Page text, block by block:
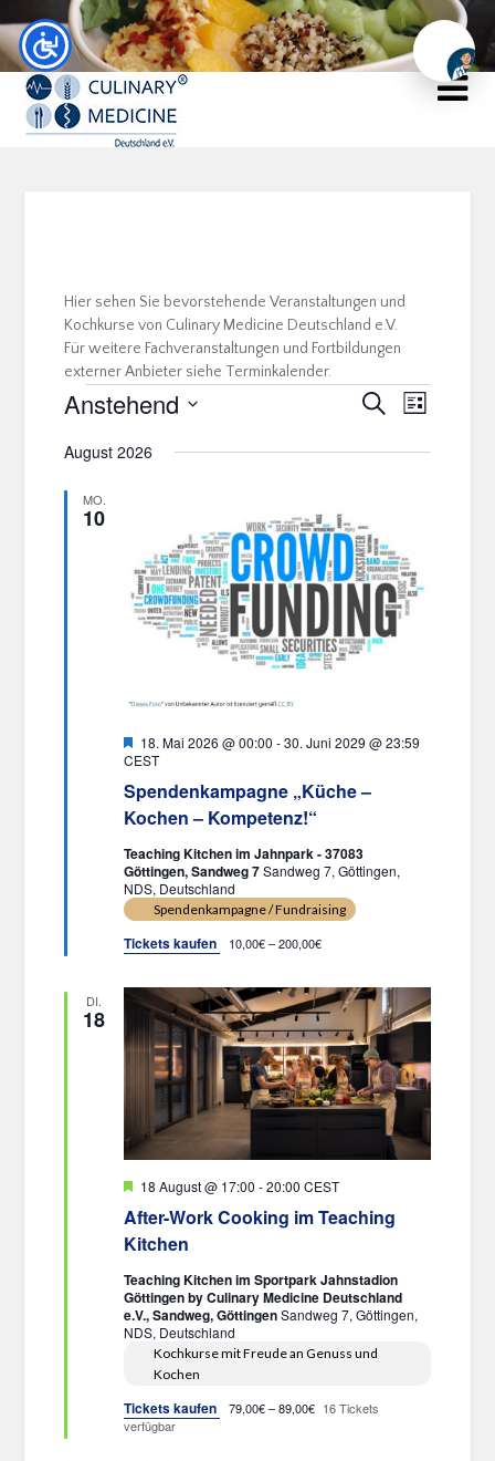
Hier sehen Sie bevorstehende Veranstaltungen und
Kochkurse von Culinary Medicine Deutschland e.V.
Für weitere Fachveranstaltungen und Fortbildungen
externer Anbieter siehe Terminkalender.
Navigation
Suche
Liste
Anstehend
wählen.
August 2026
MO.
10
Spendenkampagne „Küche –
Kochen – Kompetenz!“
Hervorgehoben
18. Mai 2026 @ 00:00 -30. Juni 2029 @ 23:59
CEST
Teaching Kitchen im Jahnpark - 37083
Göttingen, Sandweg 7Sandweg 7, Göttingen,
NDS, Deutschland
Spendenkampagne / Fundraising
Tickets kaufen 10,00€ – 200,00€
DI.
18
After-Work Cooking im Teaching
Kitchen
Hervorgehoben
18 August @ 17:00 -20:00 CEST
Teaching Kitchen im Sportpark Jahnstadion
Göttingen by Culinary Medicine Deutschland
e.V., Sandweg, GöttingenSandweg 7, Göttingen,
NDS, Deutschland
Kochkurse mit Freude an Genuss und
Kochen
Tickets kaufen 79,00€ – 89,00€ 16 Tickets
verfügbar
Chat